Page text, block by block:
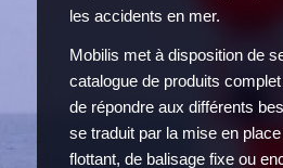
les accidents en mer.
Mobilis met à disposition de
catalogue de produits
de répondre aux différents
se traduit par la mise en
flottant, de balisage fixe ou